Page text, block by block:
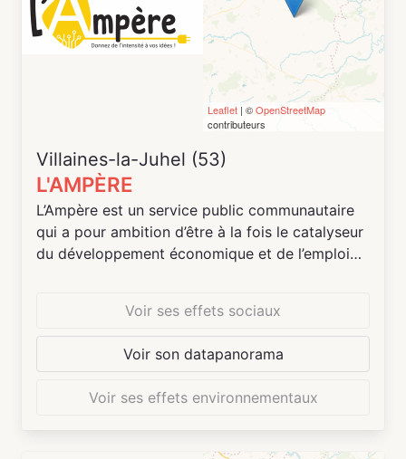
Leaflet | ©OpenStreetMap
contributeurs
Villaines-la-Juhel (53)
L'AMPÈRE
L’Ampère est un service public communautaire
qui a pour ambition d’être à la fois le catalyseur
du développement économique et de l’emploi
créativité par le partage et l’échange. L’Ampère
contribue à faciliter les échanges entre
entrepreneurs, salariés, porteurs de projets,
gravitent dans le domaine de l’entreprenariat et
coworking, bureaux et salles à la location,
Voir ses effets sociaux
Voir son datapanorama
Voir ses effets environnementaux